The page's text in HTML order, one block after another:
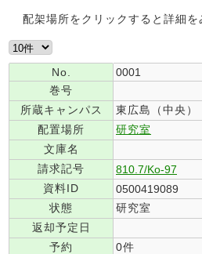
配架場所をクリックすると詳細を
No.
0001
巻号
所蔵キャンパス
東広島（中央）
配置場所
研究室
文庫名
請求記号
810.7/Ko-97
資料ID
0500419089
状態
研究室
返却予定日
予約
0件